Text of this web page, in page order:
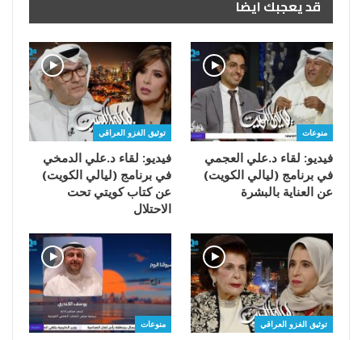
قد يعجبك ايضا
منوعات
فيديو: لقاء د.علي العجمي
في برنامج (ليالي الكويت)
عن العناية بالبشرة
توثيق الغزو العراقي
فيديو: لقاء د.علي الدمخي
في برنامج (ليالي الكويت)
عن كتاب كويتي تحت
الاحتلال
توثيق الغزو العراقي منوعات